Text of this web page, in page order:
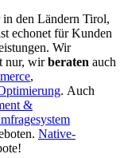
den Ländern Tirol,
echonet für Kunden
Wir
nur, wirberaten auch
,
. Auch
&
Native-